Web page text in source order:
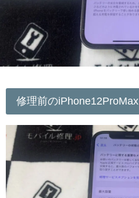
修理前のiPhone12ProMax